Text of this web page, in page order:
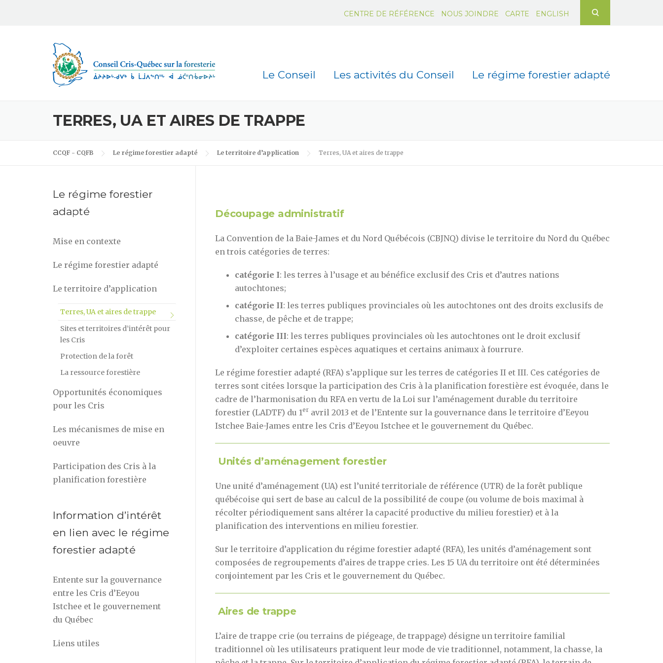
CENTRE DE RÉFÉRENCE NOUS JOINDRE CARTE ENGLISH
Le Conseil Les activités du Conseil Le régime forestier adapté
TERRES, UA ET AIRES DE TRAPPE
CCQF - CQFB Le régime forestier adapté Le territoire d’application Terres, UA et aires de trappe
Découpage administratif
La Convention de la Baie-James et du Nord Québécois (CBJNQ) divise le territoire du Nord du Québec
en trois catégories de terres:
catégorie I: les terres à l’usage et au bénéfice exclusif des Cris et d’autres nations
autochtones;
catégorie II: les terres publiques provinciales où les autochtones ont des droits exclusifs de
chasse, de pêche et de trappe;
catégorie III: les terres publiques provinciales où les autochtones ont le droit exclusif
d’exploiter certaines espèces aquatiques et certains animaux à fourrure.
Le régime forestier adapté (RFA) s’applique sur les terres de catégories II et III. Ces catégories de
terres sont citées lorsque la participation des Cris à la planification forestière est évoquée, dans le
cadre de l’harmonisation du RFA en vertu de la Loi sur l’aménagement durable du territoire
forestier (LADTF) du 1er avril 2013 et de l’Entente sur la gouvernance dans le territoire d’Eeyou
Istchee Baie-James entre les Cris d’Eeyou Istchee et le gouvernement du Québec.
Unités d’aménagement forestier
Une unité d’aménagement (UA) est l’unité territoriale de référence (UTR) de la forêt publique
québécoise qui sert de base au calcul de la possibilité de coupe (ou volume de bois maximal à
récolter périodiquement sans altérer la capacité productive du milieu forestier) et à la
planification des interventions en milieu forestier.
Sur le territoire d’application du régime forestier adapté (RFA), les unités d’aménagement sont
composées de regroupements d’aires de trappe cries. Les 15 UA du territoire ont été déterminées
conjointement par les Cris et le gouvernement du Québec.
Aires de trappe
L’aire de trappe crie (ou terrains de piégeage, de trappage) désigne un territoire familial
traditionnel où les utilisateurs pratiquent leur mode de vie traditionnel, notamment, la chasse, la
Le régime forestier
adapté
Mise en contexte
Le régime forestier adapté
Le territoire d’application
Terres, UA et aires de trappe
Sites et territoires d’intérêt pour
les Cris
Protection de la forêt
La ressource forestière
Opportunités économiques
pour les Cris
Les mécanismes de mise en
oeuvre
Participation des Cris à la
planification forestière
Information d’intérêt
en lien avec le régime
forestier adapté
Entente sur la gouvernance
entre les Cris d’Eeyou
Istchee et le gouvernement
du Québec
Liens utiles